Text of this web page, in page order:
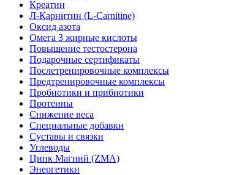
Креатин
Л-Карнитин (L-Сarnitine)
Оксид азота
Омега 3 жирные кислоты
Повышение тестостерона
Подарочные сертификаты
Послетренировочные комплексы
Предтренировочные комплексы
Пробиотики и прибиотики
Протеины
Снижение веса
Специальные добавки
Суставы и связки
Углеводы
Цинк Магний (ZMA)
Энергетики